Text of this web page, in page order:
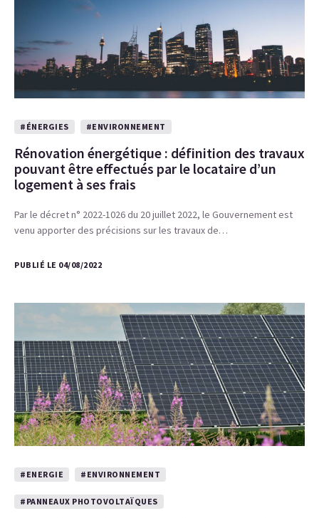
#ÉNERGIES #ENVIRONNEMENT
Rénovation énergétique : définition des travaux
pouvant être effectués par le locataire d’un
logement à ses frais
Par le décret n° 2022-1026 du 20 juillet 2022, le Gouvernement est
venu apporter des précisions sur les travaux de…
PUBLIÉ LE 04/08/2022
#ENERGIE #ENVIRONNEMENT
#PANNEAUX PHOTOVOLTAÏQUES